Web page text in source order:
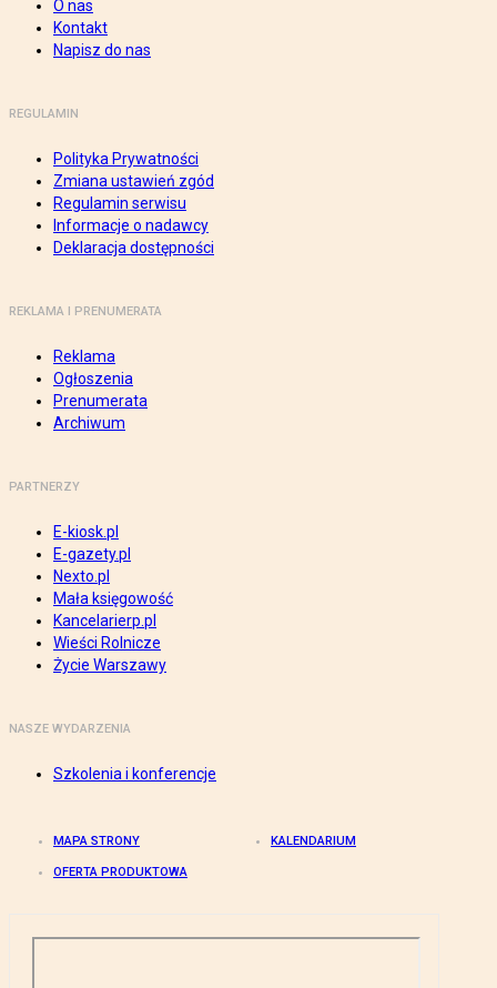
O nas
Kontakt
Napisz do nas
REGULAMIN
Polityka Prywatności
Zmiana ustawień zgód
Regulamin serwisu
Informacje o nadawcy
Deklaracja dostępności
REKLAMA I PRENUMERATA
Reklama
Ogłoszenia
Prenumerata
Archiwum
PARTNERZY
E-kiosk.pl
E-gazety.pl
Nexto.pl
Mała księgowość
Kancelarierp.pl
Wieści Rolnicze
Życie Warszawy
NASZE WYDARZENIA
Szkolenia i konferencje
MAPA STRONY KALENDARIUM
OFERTA PRODUKTOWA